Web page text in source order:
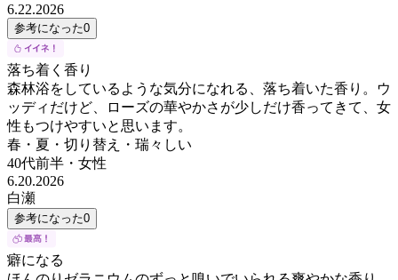
6.22.2026
参考になった0
落ち着く香り
森林浴をしているような気分になれる、落ち着いた香り。ウ
ッディだけど、ローズの華やかさが少しだけ香ってきて、女
性もつけやすいと思います。
春・夏・切り替え・瑞々しい
40代前半 ・ 女性
6.20.2026
白瀬
参考になった0
癖になる